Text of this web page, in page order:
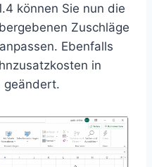
können Sie nun die
Zuschläge
Ebenfalls
in
geändert.